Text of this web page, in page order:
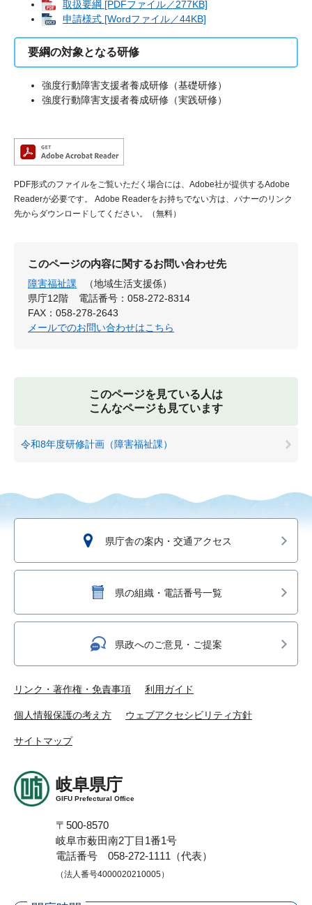
取扱要綱 [PDFファイル／277KB]
申請様式 [Wordファイル／44KB]
要綱の対象となる研修
強度行動障害支援者養成研修（基礎研修）
強度行動障害支援者養成研修（実践研修）
PDF形式のファイルをご覧いただく場合には、Adobe社が提供するAdobe
Readerが必要です。
Adobe Readerをお持ちでない方は、バナーのリンク
先からダウンロードしてください。（無料）
このページの内容に関するお問い合わせ先
障害福祉課
（地域生活支援係）
県庁12階
電話番号：058-272-8314
FAX：058-278-2643
メールでのお問い合わせはこちら
このページを見ている人は
こんなページも見ています
令和8年度研修計画（障害福祉課）
県庁舎の案内・交通アクセス
県の組織・電話番号一覧
県政へのご意見・ご提案
リンク・著作権・免責事項 利用ガイド
個人情報保護の考え方 ウェブアクセシビリティ方針
サイトマップ
岐阜県庁
GIFU Prefectural Office
〒500-8570
岐阜市薮田南2丁目1番1号
電話番号 058-272-1111（代表）
（法人番号4000020210005）